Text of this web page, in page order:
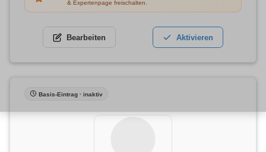
& Expertenpage freischalten.
Bearbeiten Aktivieren
Basis-Eintrag · inaktiv